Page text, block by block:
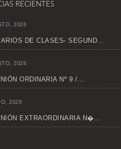
RECIENTES
2026
DE CLASES- SEGUND...
2026
ORDINARIA Nº 9 /...
2026
EXTRAORDINARIA N�...